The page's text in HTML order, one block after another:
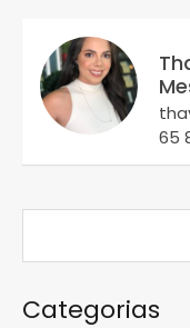
65
Categorias